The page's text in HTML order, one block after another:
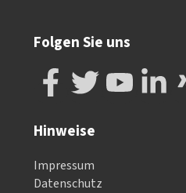
Folgen Sie uns
Hinweise
Impressum
Datenschutz